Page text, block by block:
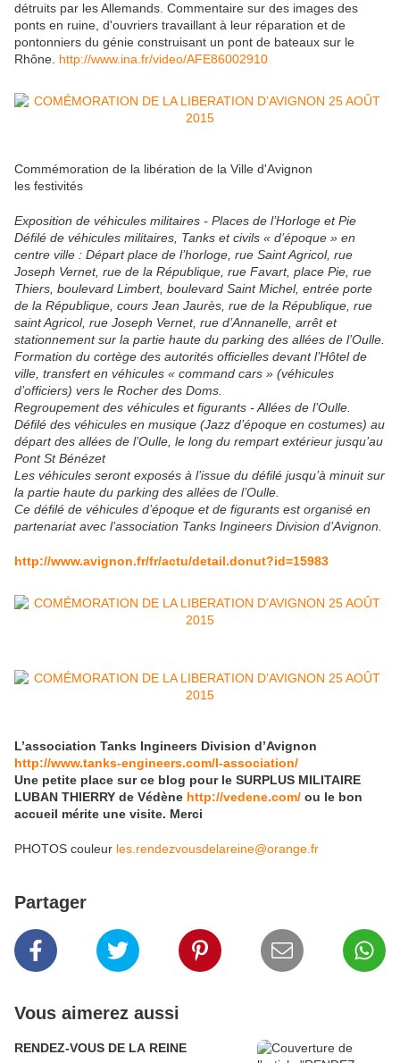
détruits par les Allemands. Commentaire sur des images des
ponts en ruine, d'ouvriers travaillant à leur réparation et de
pontonniers du génie construisant un pont de bateaux sur le
Rhône. http://www.ina.fr/video/AFE86002910
Commémoration de la libération de la Ville d'Avignon
les festivités
Exposition de véhicules militaires - Places de l’Horloge et Pie
Défilé de véhicules militaires, Tanks et civils « d’époque » en
centre ville : Départ place de l’horloge, rue Saint Agricol, rue
Joseph Vernet, rue de la République, rue Favart, place Pie, rue
Thiers, boulevard Limbert, boulevard Saint Michel, entrée porte
de la République, cours Jean Jaurès, rue de la République, rue
saint Agricol, rue Joseph Vernet, rue d’Annanelle, arrêt et
stationnement sur la partie haute du parking des allées de l’Oulle.
Formation du cortège des autorités officielles devant l’Hôtel de
ville, transfert en véhicules « command cars » (véhicules
d’officiers) vers le Rocher des Doms.
Regroupement des véhicules et figurants - Allées de l’Oulle.
Défilé des véhicules en musique (Jazz d’époque en costumes) au
départ des allées de l’Oulle, le long du rempart extérieur jusqu’au
Pont St Bénézet
Les véhicules seront exposés à l’issue du défilé jusqu’à minuit sur
la partie haute du parking des allées de l’Oulle.
Ce défilé de véhicules d’époque et de figurants est organisé en
partenariat avec l’association Tanks Ingineers Division d’Avignon.
http://www.avignon.fr/fr/actu/detail.donut?id=15983
L’association Tanks Ingineers Division d’Avignon
http://www.tanks-engineers.com/l-association/
Une petite place sur ce blog pour le SURPLUS MILITAIRE
LUBAN THIERRY de Védène http://vedene.com/ ou le bon
accueil mérite une visite. Merci
PHOTOS couleur les.rendezvousdelareine@orange.fr
Partager
Vous aimerez aussi
RENDEZ-VOUS DE LA REINE